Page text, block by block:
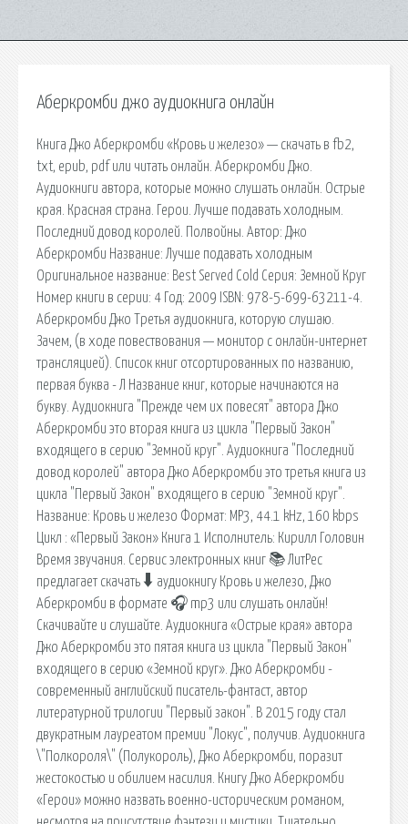
Аберкромби джо аудиокнига онлайн
Книга Джо Аберкромби «Кровь и железо» — скачать в fb2,
txt, epub, pdf или читать онлайн. Аберкромби Джо.
Аудиокниги автора, которые можно слушать онлайн. Острые
края. Красная страна. Герои. Лучше подавать холодным.
Последний довод королей. Полвойны. Автор: Джо
Аберкромби Название: Лучше подавать холодным
Оригинальное название: Best Served Cold Серия: Земной Круг
Номер книги в серии: 4 Год: 2009 ISBN: 978-5-699-63211-4.
Аберкромби Джо Третья аудиокнига, которую слушаю.
Зачем, (в ходе повествования — монитор с онлайн-интернет
трансляцией). Список книг отсортированных по названию,
первая буква - Л Название книг, которые начинаются на
букву. Аудиокнига "Прежде чем их повесят" автора Джо
Аберкромби это вторая книга из цикла "Первый Закон"
входящего в серию "Земной круг". Аудиокнига "Последний
довод королей" автора Джо Аберкромби это третья книга из
цикла "Первый Закон" входящего в серию "Земной круг".
Название: Кровь и железо Формат: MP3, 44.1 kHz, 160 kbps
Цикл : «Первый Закон» Книга 1 Исполнитель: Кирилл Головин
Время звучания. Сервис электронных книг 📚 ЛитРес
предлагает скачать 🠳 аудиокнигу Кровь и железо, Джо
Аберкромби в формате 🎧 mp3 или слушать онлайн!
Скачивайте и слушайте. Аудиокнига «Острые края» автора
Джо Аберкромби это пятая книга из цикла "Первый Закон"
входящего в серию «Земной круг». Джо Аберкромби -
современный английский писатель-фантаст, автор
литературной трилогии "Первый закон". В 2015 году стал
двукратным лауреатом премии "Локус", получив. Аудиокнига
\"Полкороля\" (Полукороль), Джо Аберкромби, поразит
жестокостью и обилием насилия. Книгу Джо Аберкромби
«Герои» можно назвать военно-историческим романом,